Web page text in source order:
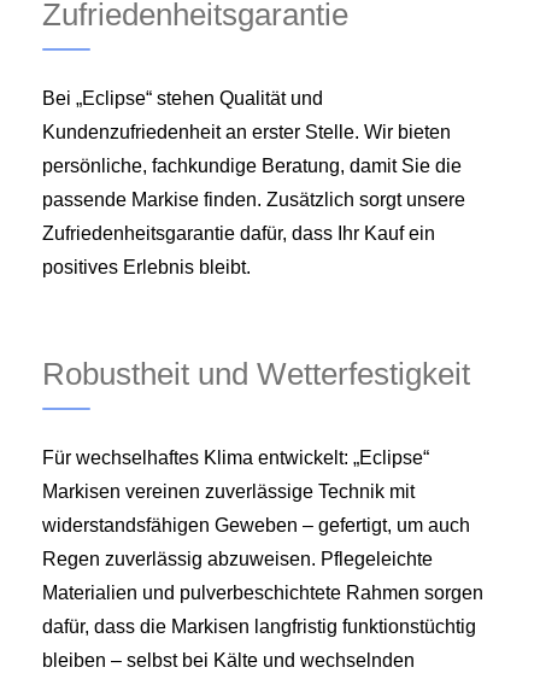
Zufriedenheitsgarantie
Bei „Eclipse“ stehen Qualität und
Kundenzufriedenheit an erster Stelle. Wir bieten
persönliche, fachkundige Beratung, damit Sie die
passende Markise finden. Zusätzlich sorgt unsere
Zufriedenheitsgarantie dafür, dass Ihr Kauf ein
positives Erlebnis bleibt.
Robustheit und Wetterfestigkeit
Für wechselhaftes Klima entwickelt: „Eclipse“
Markisen vereinen zuverlässige Technik mit
widerstandsfähigen Geweben – gefertigt, um auch
Regen zuverlässig abzuweisen. Pflegeleichte
Materialien und pulverbeschichtete Rahmen sorgen
dafür, dass die Markisen langfristig funktionstüchtig
bleiben – selbst bei Kälte und wechselnden